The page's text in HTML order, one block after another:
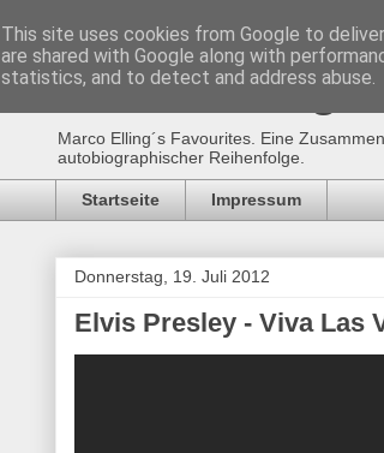
Marco
Marco Elling´s Favourites. Eine
autobiographischer Reihenfolge.
Startseite Impressum
Donnerstag, 19. Juli 2012
Elvis Presley - Viva Las
This site uses cookies from Google to
are shared with Google along with
statistics, and to detect and address abuse.